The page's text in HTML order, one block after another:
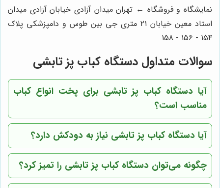
نمایشگاه و فروشگاه ← تهران میدان آزادی خیابان آزادی میدان
استاد معین خیابان ۲۱ متری جی بین طوس و دامپزشکی پلاک
154 - 156 - 158
سوالات متداول دستگاه کباب پز تابشی
آیا دستگاه کباب پز تابشی برای پخت انواع کباب
مناسب است؟
آیا دستگاه کباب پز تابشی نیاز به دودکش دارد؟
چگونه می‌توان دستگاه کباب پز تابشی را تمیز کرد؟